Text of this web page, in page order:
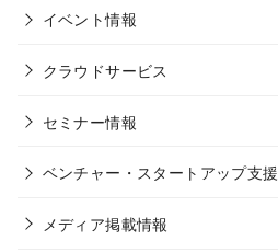
イベント情報
クラウドサービス
セミナー情報
ベンチャー・スタートアップ支援
メディア掲載情報